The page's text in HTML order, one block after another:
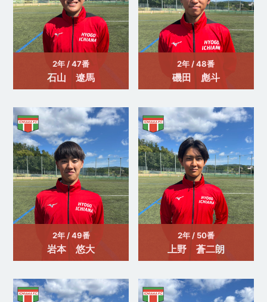
2年 / 47番
石山 遼馬
2年 / 48番
磯田 彪斗
2年 / 49番
岩本 悠大
2年 / 50番
上野 蒼二朗